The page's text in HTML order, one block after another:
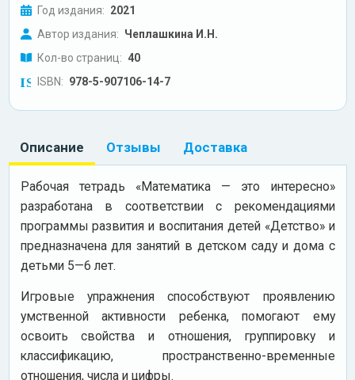
Год издания: 2021
Автор издания: Чеплашкина И.Н.
Кол-во страниц: 40
ISBN: 978-5-907106-14-7
Описание Отзывы Доставка
Рабочая тетрадь «Математика — это интересно»
разработана в соответствии с рекомендациями
программы развития и воспитания детей «Детство» и
предназначена для занятий в детском саду и дома с
детьми 5—6 лет.
Игровые упражнения способствуют проявлению
умственной активности ребенка, помогают ему
освоить свойства и отношения, группировку и
классификацию, пространственно-временные
отношения, числа и цифры.